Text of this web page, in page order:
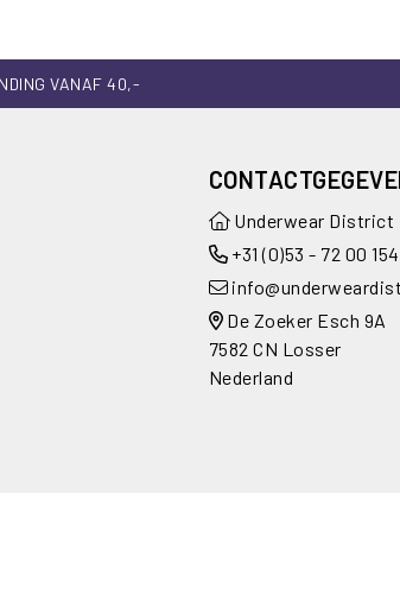
VANAF 40,-
Underwear District
+31 (0)53 - 72 00 154
De Zoeker Esch 9A
7582 CN Losser
Nederland